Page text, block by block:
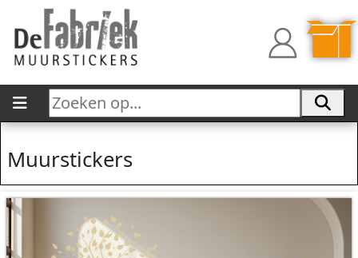
Muurstickers